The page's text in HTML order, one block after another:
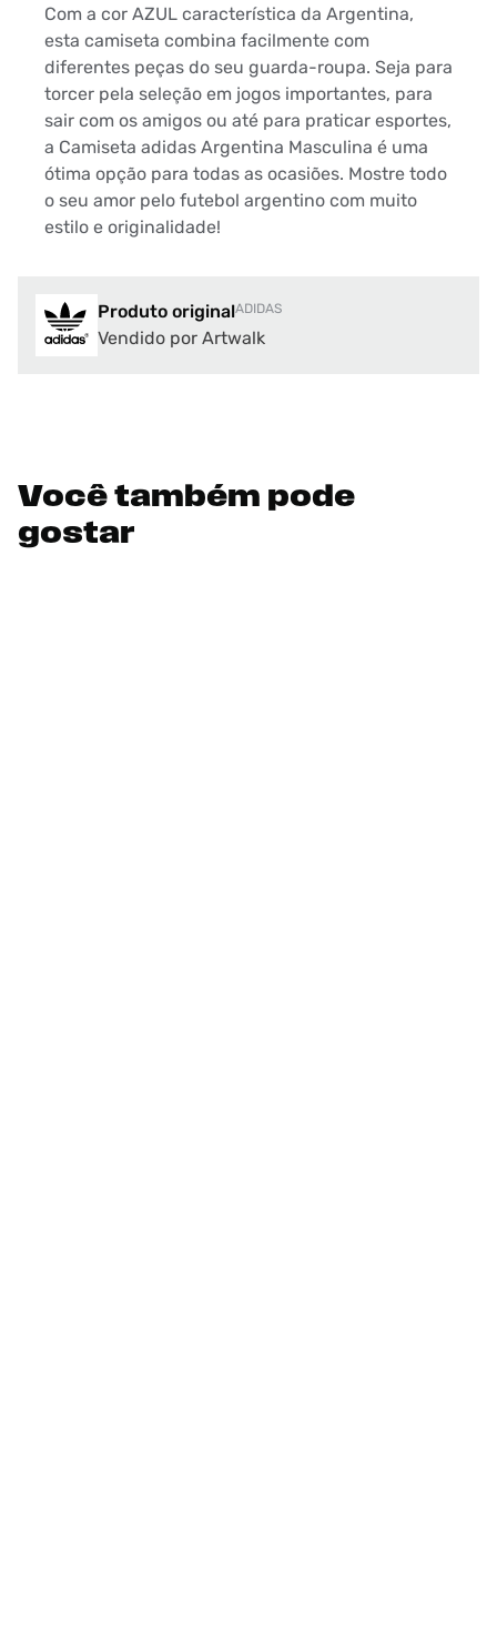
Com a cor AZUL característica da Argentina,
esta camiseta combina facilmente com
diferentes peças do seu guarda-roupa. Seja para
torcer pela seleção em jogos importantes, para
sair com os amigos ou até para praticar esportes,
a Camiseta adidas Argentina Masculina é uma
ótima opção para todas as ocasiões. Mostre todo
o seu amor pelo futebol argentino com muito
estilo e originalidade!
Produto originalADIDAS
Vendido por Artwalk
Você também pode
gostar